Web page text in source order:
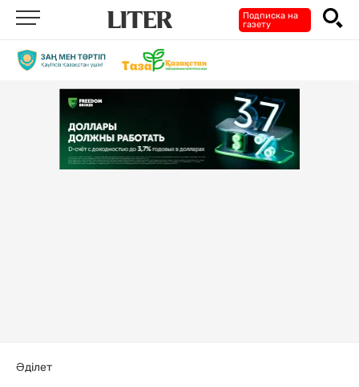
Подписка на
газету
Әділет